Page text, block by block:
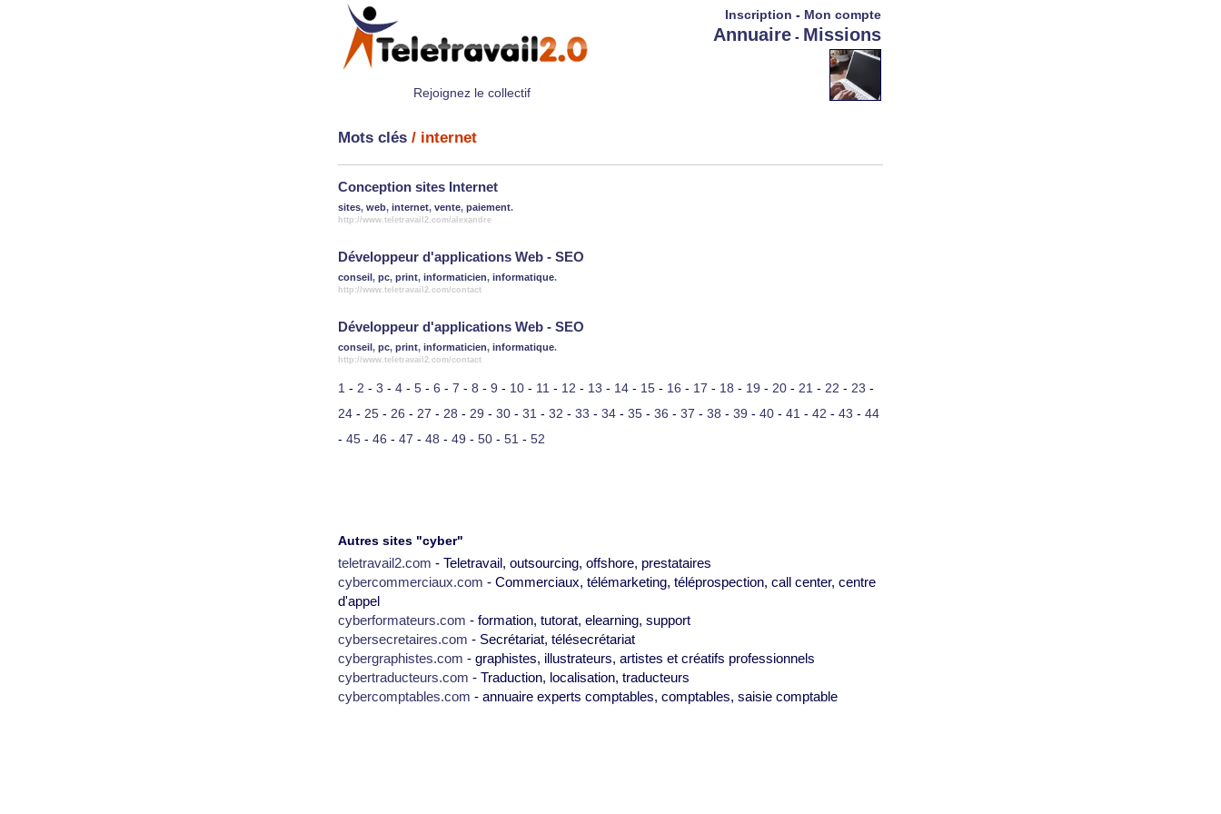
Rejoignez le collectif
Inscription - Mon compte
Annuaire - Missions
Mots clés / internet
Conception sites Internet
sites, web, internet, vente, paiement.
http://www.teletravail2.com/alexandre
Développeur d'applications Web - SEO
conseil, pc, print, informaticien, informatique.
http://www.teletravail2.com/contact
Développeur d'applications Web - SEO
conseil, pc, print, informaticien, informatique.
http://www.teletravail2.com/contact
1 - 2 - 3 - 4 - 5 - 6 - 7 - 8 - 9 - 10 - 11 - 12 - 13 - 14 - 15 - 16 - 17 - 18 - 19 - 20 - 21 - 22 - 23 -
24 - 25 - 26 - 27 - 28 - 29 - 30 - 31 - 32 - 33 - 34 - 35 - 36 - 37 - 38 - 39 - 40 - 41 - 42 - 43 - 44
- 45 - 46 - 47 - 48 - 49 - 50 - 51 - 52
Autres sites "cyber"
teletravail2.com - Teletravail, outsourcing, offshore, prestataires
cybercommerciaux.com - Commerciaux, télémarketing, téléprospection, call center, centre
d'appel
cyberformateurs.com - formation, tutorat, elearning, support
cybersecretaires.com - Secrétariat, télésecrétariat
cybergraphistes.com - graphistes, illustrateurs, artistes et créatifs professionnels
cybertraducteurs.com - Traduction, localisation, traducteurs
cybercomptables.com - annuaire experts comptables, comptables, saisie comptable